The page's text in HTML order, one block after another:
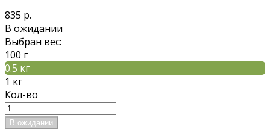
835 р.
В ожидании
Выбран вес:
100 г
0.5 кг
1 кг
Кол-во